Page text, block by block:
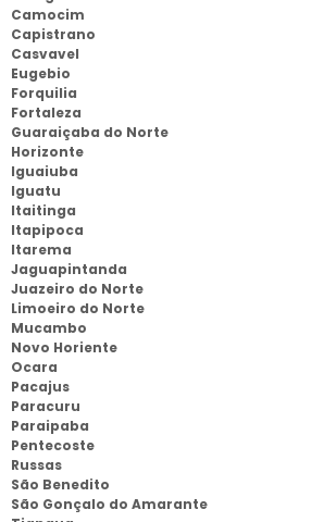
Camocim
Capistrano
Casvavel
Eugebio
Forquilia
Fortaleza
Guaraiçaba do Norte
Horizonte
Iguaiuba
Iguatu
Itaitinga
Itapipoca
Itarema
Jaguapintanda
Juazeiro do Norte
Limoeiro do Norte
Mucambo
Novo Horiente
Ocara
Pacajus
Paracuru
Paraipaba
Pentecoste
Russas
São Benedito
São Gonçalo do Amarante